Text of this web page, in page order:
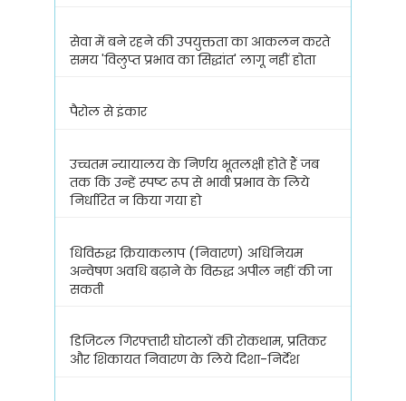
सेवा में बने रहने की उपयुक्तता का आकलन करते
समय 'विलुप्त प्रभाव का सिद्धांत' लागू नहीं होता
पैरोल से इंकार
उच्चतम न्यायालय के निर्णय भूतलक्षी होते हैं जब
तक कि उन्हें स्पष्ट रूप से भावी प्रभाव के लिये
निर्धारित न किया गया हो
धिविरुद्ध क्रियाकलाप (निवारण) अधिनियम
अन्वेषण अवधि बढ़ाने के विरुद्ध अपील नहीं की जा
सकती
डिजिटल गिरफ्तारी घोटालों की रोकथाम, प्रतिकर
और शिकायत निवारण के लिये दिशा-निर्देश